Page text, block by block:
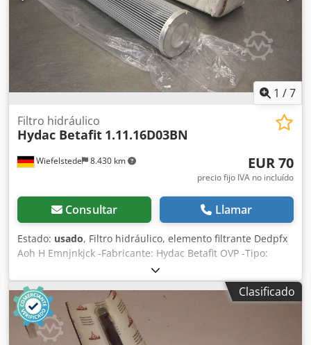
1 /7
Wiefelstede 8.430 km
Filtro hidráulico
Hydac Betafit 1.11.16D03BN
EUR 70
precio fijo IVA no incluído
Consultar Llamar
Estado: usado, Filtro hidráulico, elemento filtrante Dedpfx
Aoh H Emnjnkjck -Fabricante: Hydac Betafit OVP -Tipo:
1.11.16D03BN -Cantidad: 2 filtros disponibles -Precio: por
unidad -Dimensiones: Ø 80 x 425 mm -Peso: 1,3 kg/unidad
Clasificado